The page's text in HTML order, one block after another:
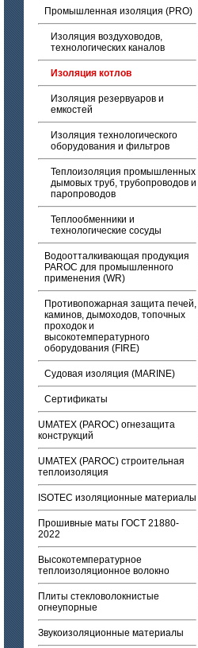
Промышленная изоляция (PRO)
Изоляция воздуховодов,
технологических каналов
Изоляция котлов
Изоляция резервуаров и
емкостей
Изоляция технологического
оборудования и фильтров
Теплоизоляция промышленных
дымовых труб, трубопроводов и
паропроводов
Теплообменники и
технологические сосуды
Водоотталкивающая продукция
PAROC для промышленного
применения (WR)
Противопожарная защита печей,
каминов, дымоходов, топочных
проходок и
высокотемпературного
оборудования (FIRE)
Судовая изоляция (MARINE)
Сертификаты
UMATEX (PAROC) огнезащита
конструкций
UMATEX (PAROC) строительная
теплоизоляция
ISOTEC изоляционные материалы
Прошивные маты ГОСТ 21880-
2022
Высокотемпературное
теплоизоляционное волокно
Плиты стекловолокнистые
огнеупорные
Звукоизоляционные материалы